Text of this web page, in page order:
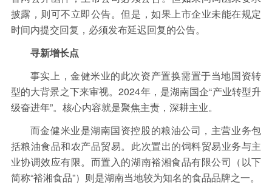
披露，则可不立即公告。但是，如果上市企业未能在规定
时间内提交回复，‌必须发布延迟回复的公告。
寻新增长点
事实上，金健米业的此次资产置换需置于当地国资转
型的大背景之下来审视。2024年，是湖南国企“产业转型升
级奋进年”。核心内容就是聚焦主责，深耕主业。
而金健米业是湖南国资控股的粮油公司，主营业务包
括粮油食品和农产品贸易。此次置出的饲料贸易业务与主
业协调效应有限。而置入的湖南裕湘食品有限公司（以下
简称“裕湘食品”）则是湖南当地较为知名的食品品牌之一。